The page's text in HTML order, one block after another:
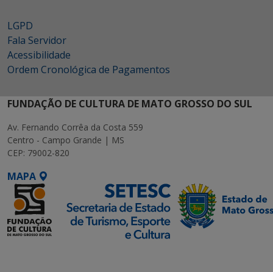
LGPD
Fala Servidor
Acessibilidade
Ordem Cronológica de Pagamentos
FUNDAÇÃO DE CULTURA DE MATO GROSSO DO SUL
Av. Fernando Corrêa da Costa 559
Centro - Campo Grande | MS
CEP: 79002-820
MAPA